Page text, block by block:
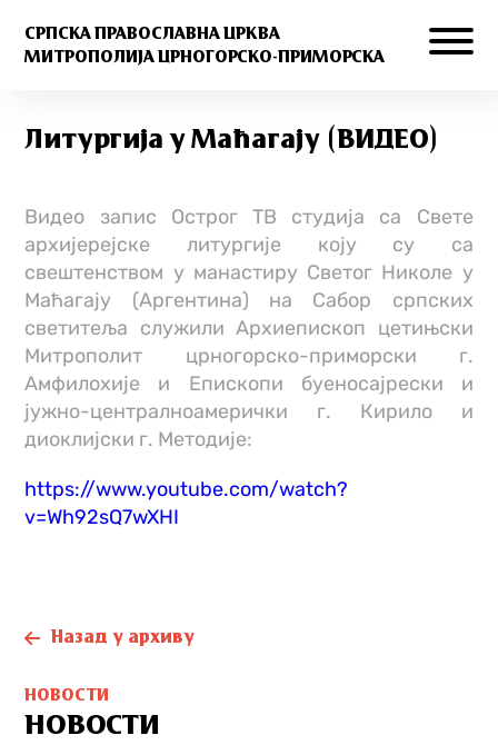
СРПСКА ПРАВОСЛАВНА ЦРКВА
МИТРОПОЛИЈА ЦРНОГОРСКО-ПРИМОРСКА
Литургија у Маћагају (ВИДЕО)
Видео запис Острог ТВ студија са Свете
архијерејске литургије коју су са
свештенством у манастиру Светог Николе у
Маћагају (Аргентина) на Сабор српских
светитеља служили Архиепископ цетињски
Митрополит црногорско-приморски г.
Амфилохије и Епископи буеносајрески и
јужно-централноамерички г. Кирило и
диоклијски г. Методије:
https://www.youtube.com/watch?
v=Wh92sQ7wXHI
Назад у архиву
НОВОСТИ
НОВОСТИ